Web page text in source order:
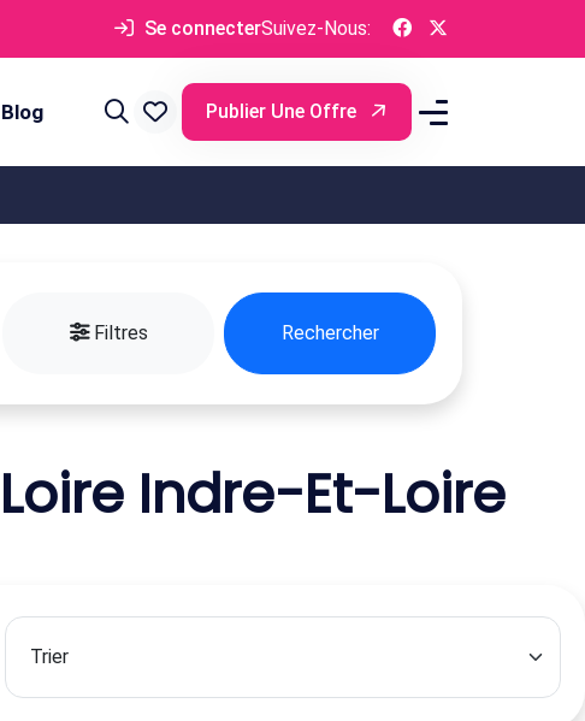
Se connecterSuivez-Nous:
Blog Publier Une Offre
Filtres Rechercher
Indre-Et-Loire